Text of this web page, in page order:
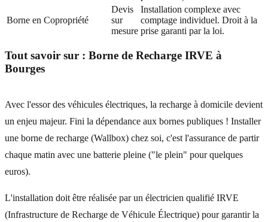
Borne en Copropriété
Devis
sur
mesure
Installation complexe avec
comptage individuel. Droit à la
prise garanti par la loi.
Tout savoir sur : Borne de Recharge IRVE à
Bourges
Avec l'essor des véhicules électriques, la recharge à domicile devient
un enjeu majeur. Fini la dépendance aux bornes publiques ! Installer
une borne de recharge (Wallbox) chez soi, c'est l'assurance de partir
chaque matin avec une batterie pleine ("le plein" pour quelques
euros).
L'installation doit être réalisée par un électricien qualifié IRVE
(Infrastructure de Recharge de Véhicule Électrique) pour garantir la